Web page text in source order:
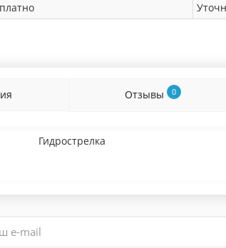
Отзывы 0
Гидрострелка